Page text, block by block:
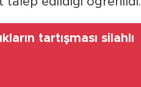
tartışması silahlı